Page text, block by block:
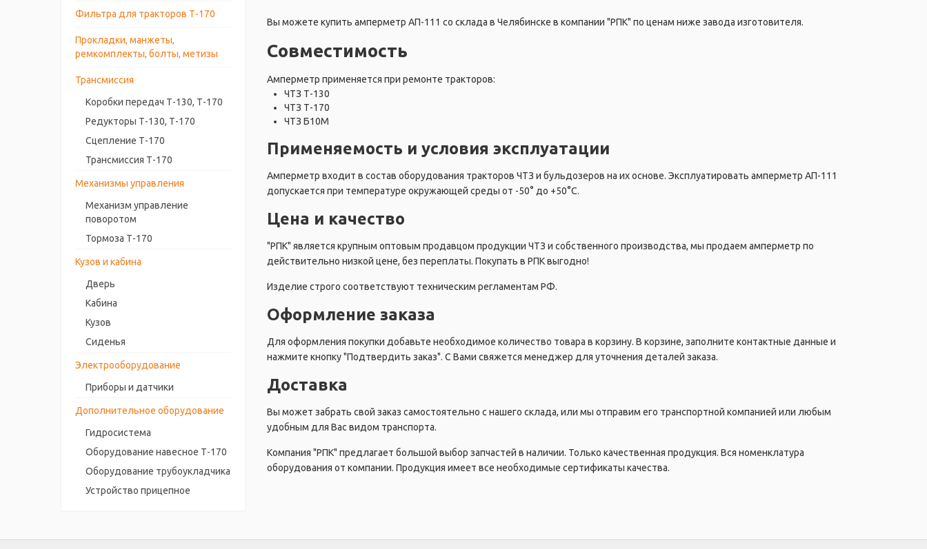
Фильтра для тракторов Т-170
Прокладки, манжеты,
ремкомплекты, болты, метизы
Трансмиссия
Коробки передач Т-130, Т-170
Редукторы Т-130, Т-170
Сцепление Т-170
Трансмиссия Т-170
Механизмы управления
Механизм управление
поворотом
Тормоза Т-170
Кузов и кабина
Дверь
Кабина
Кузов
Сиденья
Электрооборудование
Приборы и датчики
Дополнительное оборудование
Гидросистема
Оборудование навесное Т-170
Оборудование трубоукладчика
Устройство прицепное
Вы можете купить амперметр АП-111 со склада в Челябинске в компании "РПК" по ценам ниже завода изготовителя.
Совместимость
Амперметр применяется при ремонте тракторов:
ЧТЗ Т-130
ЧТЗ Т-170
ЧТЗ Б10М
Применяемость и условия эксплуатации
Амперметр входит в состав оборудования тракторов ЧТЗ и бульдозеров на их основе. Эксплуатировать амперметр АП-111
допускается при температуре окружающей среды от -50° до +50°C.
Цена и качество
"РПК" является крупным оптовым продавцом продукции ЧТЗ и собственного производства, мы продаем амперметр по
действительно низкой цене, без переплаты. Покупать в РПК выгодно!
Изделие строго соответствуют техническим регламентам РФ.
Оформление заказа
Для оформления покупки добавьте необходимое количество товара в корзину. В корзине, заполните контактные данные и
нажмите кнопку "Подтвердить заказ". С Вами свяжется менеджер для уточнения деталей заказа.
Доставка
Вы может забрать свой заказ самостоятельно с нашего склада, или мы отправим его транспортной компанией или любым
удобным для Вас видом транспорта.
Компания "РПК" предлагает большой выбор запчастей в наличии. Только качественная продукция. Вся номенклатура
оборудования от компании. Продукция имеет все необходимые сертификаты качества.